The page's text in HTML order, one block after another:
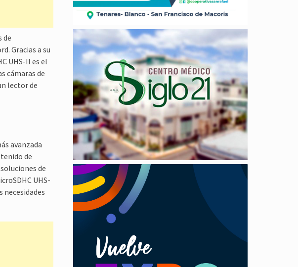
de
Gracias a su
UHS-II es el
cámaras de
lector de
avanzada
de
de
UHS-
necesidades